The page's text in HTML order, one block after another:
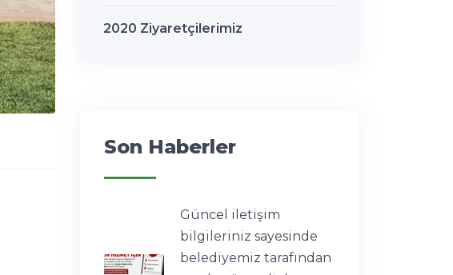
2020 Ziyaretçilerimiz
Son Haberler
Güncel iletişim
bilgileriniz sayesinde
belediyemiz tarafından